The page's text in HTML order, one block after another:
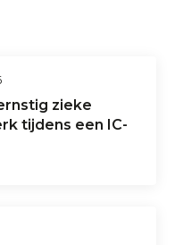
zieke
tijdens een IC-